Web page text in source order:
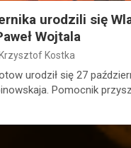
urodzili się
Wojtala
Kostka
urodził się 27
Pomocnik